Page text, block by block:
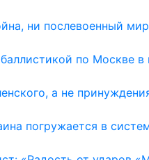
ни послевоенный мир
по Москве в
а не
погружается в